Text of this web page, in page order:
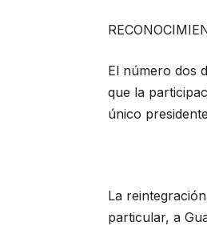
El número dos
que la
único
La
particular, a